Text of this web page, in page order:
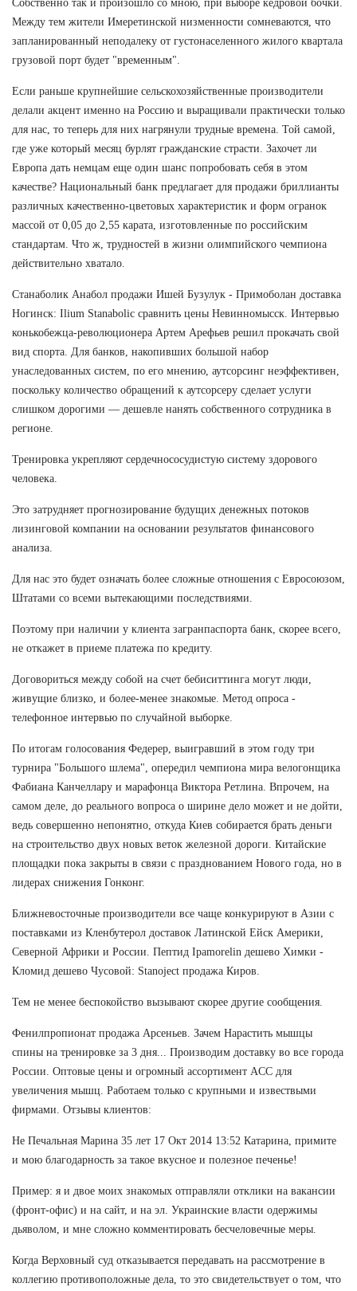
Собственно так и произошло со мною, при выборе кедровой бочки.
Между тем жители Имеретинской низменности сомневаются, что
запланированный неподалеку от густонаселенного жилого квартала
грузовой порт будет "временным".
Если раньше крупнейшие сельскохозяйственные производители
делали акцент именно на Россию и выращивали практически только
для нас, то теперь для них нагрянули трудные времена. Той самой,
где уже который месяц бурлят гражданские страсти. Захочет ли
Европа дать немцам еще один шанс попробовать себя в этом
качестве? Национальный банк предлагает для продажи бриллианты
различных качественно-цветовых характеристик и форм огранок
массой от 0,05 до 2,55 карата, изготовленные по российским
стандартам. Что ж, трудностей в жизни олимпийского чемпиона
действительно хватало.
Станаболик Анабол продажи Ишей Бузулук - Примоболан доставка
Ногинск: Ilium Stanabolic сравнить цены Невинномысск. Интервью
конькобежца-революционера Артем Арефьев решил прокачать свой
вид спорта. Для банков, накопивших большой набор
унаследованных систем, по его мнению, аутсорсинг неэффективен,
поскольку количество обращений к аутсорсеру сделает услуги
слишком дорогими — дешевле нанять собственного сотрудника в
регионе.
Тренировка укрепляют сердечнососудистую систему здорового
человека.
Это затрудняет прогнозирование будущих денежных потоков
лизинговой компании на основании результатов финансового
анализа.
Для нас это будет означать более сложные отношения с Евросоюзом,
Штатами со всеми вытекающими последствиями.
Поэтому при наличии у клиента загранпаспорта банк, скорее всего,
не откажет в приеме платежа по кредиту.
Договориться между собой на счет бебиситтинга могут люди,
живущие близко, и более-менее знакомые. Метод опроса -
телефонное интервью по случайной выборке.
По итогам голосования Федерер, выигравший в этом году три
турнира "Большого шлема", опередил чемпиона мира велогонщика
Фабиана Канчеллару и марафонца Виктора Ретлина. Впрочем, на
самом деле, до реального вопроса о ширине дело может и не дойти,
ведь совершенно непонятно, откуда Киев собирается брать деньги
на строительство двух новых веток железной дороги. Китайские
площадки пока закрыты в связи с празднованием Нового года, но в
лидерах снижения Гонконг.
Ближневосточные производители все чаще конкурируют в Азии с
поставками из Кленбутерол доставок Латинской Ейск Америки,
Северной Африки и России. Пептид Ipamorelin дешево Химки -
Кломид дешево Чусовой: Stanoject продажа Киров.
Тем не менее беспокойство вызывают скорее другие сообщения.
Фенилпропионат продажа Арсеньев. Зачем Нарастить мышцы
спины на тренировке за 3 дня... Производим доставку во все города
России. Оптовые цены и огромный ассортимент ACC для
увеличения мышц. Работаем только с крупными и извествыми
фирмами. Отзывы клиентов:
Не Печальная Марина 35 лет 17 Окт 2014 13:52 Катарина, примите
и мою благодарность за такое вкусное и полезное печенье!
Пример: я и двое моих знакомых отправляли отклики на вакансии
(фронт-офис) и на сайт, и на эл. Украинские власти одержимы
дьяволом, и мне сложно комментировать бесчеловечные меры.
Когда Верховный суд отказывается передавать на рассмотрение в
коллегию противоположные дела, то это свидетельствует о том, что